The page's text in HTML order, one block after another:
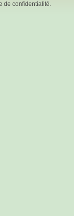
de confidentialité.